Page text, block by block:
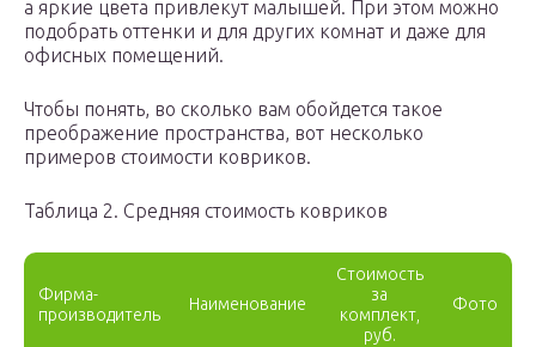
а яркие цвета привлекут малышей. При этом можно
подобрать оттенки и для других комнат и даже для
офисных помещений.
Чтобы понять, во сколько вам обойдется такое
преображение пространства, вот несколько
примеров стоимости ковриков.
Таблица 2. Средняя стоимость ковриков
Фирма-
производитель
Наименование
Стоимость
за
комплект,
руб.
Фото